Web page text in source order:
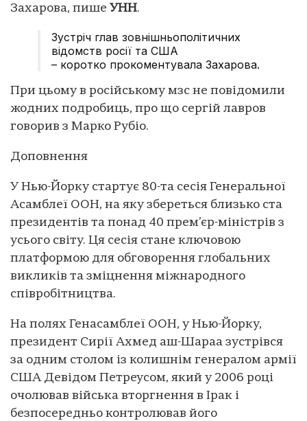
Захарова, пише УНН.
Зустріч глав зовнішньополітичних
відомств росії та США
– коротко прокоментувала Захарова.
При цьому в російському мзс не повідомили
жодних подробиць, про що сергій лавров
говорив з Марко Рубіо.
Доповнення
У Нью-Йорку стартує 80-та сесія Генеральної
Асамблеї ООН, на яку збереться близько ста
президентів та понад 40 прем’єр-міністрів з
усього світу. Ця сесія стане ключовою
платформою для обговорення глобальних
викликів та зміцнення міжнародного
співробітництва.
На полях Генасамблеї ООН, у Нью-Йорку,
президент Сирії Ахмед аш-Шараа зустрівся
за одним столом із колишнім генералом армії
США Девідом Петреусом, який у 2006 році
очолював війська вторгнення в Ірак і
безпосередньо контролював його